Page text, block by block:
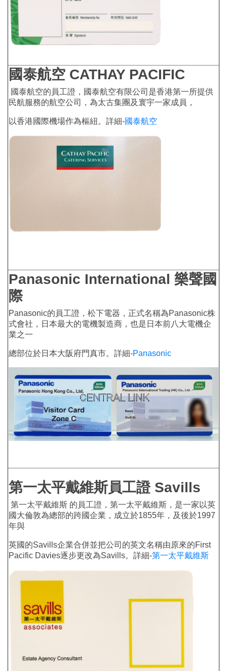
國泰航空 CATHAY PACIFIC
國泰航空的員工證，國泰航空有限公司是香港第一所提供
民航服務的航空公司，為太古集團及寰宇一家成員，
以香港國際機場作為樞紐。詳細-國泰航空
Panasonic International 樂聲國
際
Panasonic的員工證，松下電器，正式名稱為Panasonic株
式會社，日本最大的電機製造商，也是日本前八大電機企
業之一
總部位於日本大阪府門真市。詳細-Panasonic
第一太平戴維斯員工證 Savills
第一太平戴維斯 的員工證，第一太平戴維斯，是一家以英
國大倫敦為總部的跨國企業，成立於1855年，及後於1997
年與
英國的Savills企業合併並把公司的英文名稱由原來的First
Pacific Davies逐步更改為Savills。詳細-第一太平戴維斯